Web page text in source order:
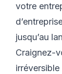
votre
jusqu’au
Craignez-